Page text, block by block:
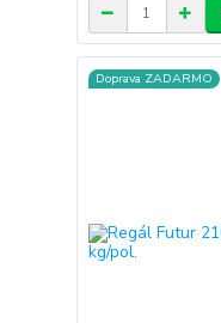
Doprava ZADARMO